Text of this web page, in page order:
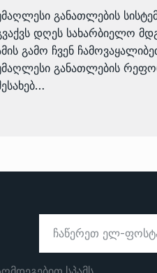
განათლების
დღეს სახარბიელო
გამო ჩვენ
განათლების